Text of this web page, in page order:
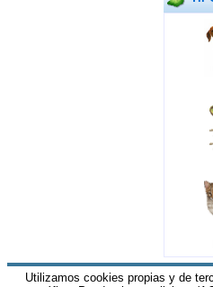
Utilizamos cookies propias y de
HGM